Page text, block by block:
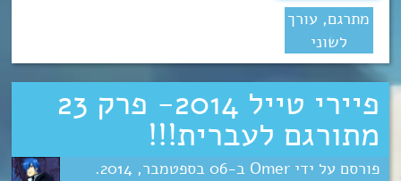
מתרגם, עורך
לשוני
פיירי טייל 2014- פרק 23
מתורגם לעברית!!!
Omer
06 ספטמבר 2014